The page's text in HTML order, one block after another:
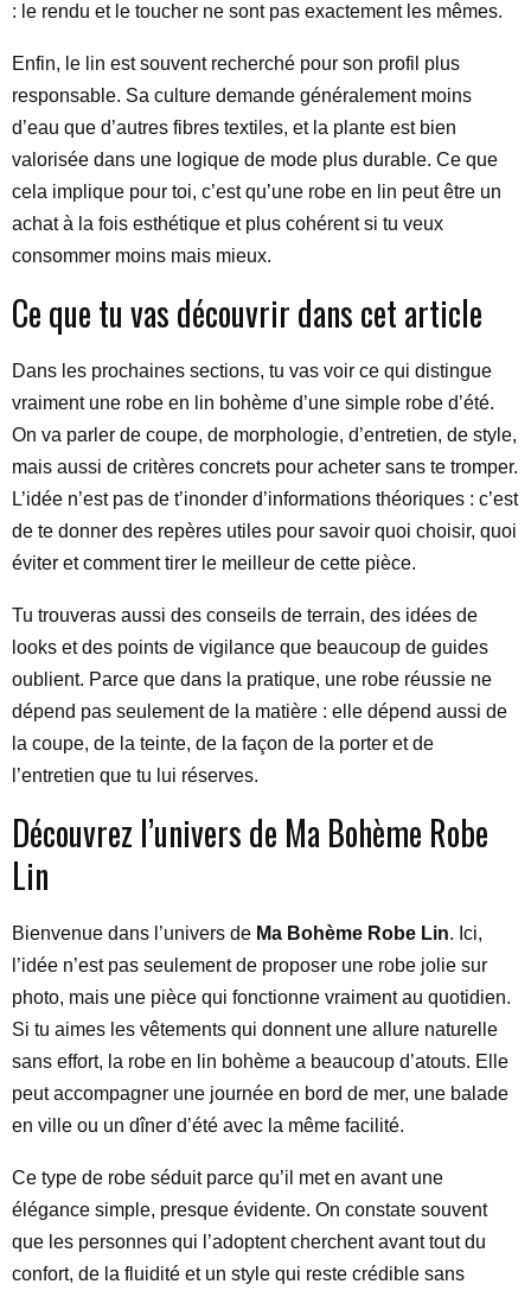
: le rendu et le toucher ne sont pas exactement les mêmes.
Enfin, le lin est souvent recherché pour son profil plus
responsable. Sa culture demande généralement moins
d’eau que d’autres fibres textiles, et la plante est bien
valorisée dans une logique de mode plus durable. Ce que
cela implique pour toi, c’est qu’une robe en lin peut être un
achat à la fois esthétique et plus cohérent si tu veux
consommer moins mais mieux.
Ce que tu vas découvrir dans cet article
Dans les prochaines sections, tu vas voir ce qui distingue
vraiment une robe en lin bohème d’une simple robe d’été.
On va parler de coupe, de morphologie, d’entretien, de style,
mais aussi de critères concrets pour acheter sans te tromper.
L’idée n’est pas de t’inonder d’informations théoriques : c’est
de te donner des repères utiles pour savoir quoi choisir, quoi
éviter et comment tirer le meilleur de cette pièce.
Tu trouveras aussi des conseils de terrain, des idées de
looks et des points de vigilance que beaucoup de guides
oublient. Parce que dans la pratique, une robe réussie ne
dépend pas seulement de la matière : elle dépend aussi de
la coupe, de la teinte, de la façon de la porter et de
l’entretien que tu lui réserves.
Découvrez l’univers de Ma Bohème Robe
Lin
Bienvenue dans l’univers de Ma Bohème Robe Lin. Ici,
l’idée n’est pas seulement de proposer une robe jolie sur
photo, mais une pièce qui fonctionne vraiment au quotidien.
Si tu aimes les vêtements qui donnent une allure naturelle
sans effort, la robe en lin bohème a beaucoup d’atouts. Elle
peut accompagner une journée en bord de mer, une balade
en ville ou un dîner d’été avec la même facilité.
Ce type de robe séduit parce qu’il met en avant une
élégance simple, presque évidente. On constate souvent
que les personnes qui l’adoptent cherchent avant tout du
confort, de la fluidité et un style qui reste crédible sans